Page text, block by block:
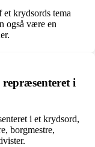
krydsords tema
også være en
i
i et krydsord,
borgmestre,